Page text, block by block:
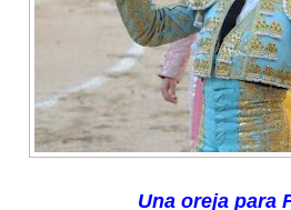
Una oreja para